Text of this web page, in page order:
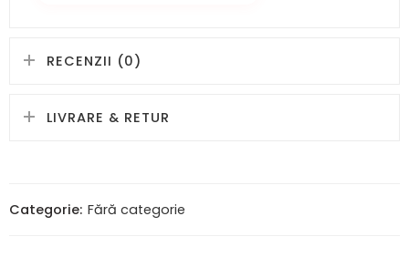
RECENZII (0)
LIVRARE & RETUR
Categorie: Fără categorie